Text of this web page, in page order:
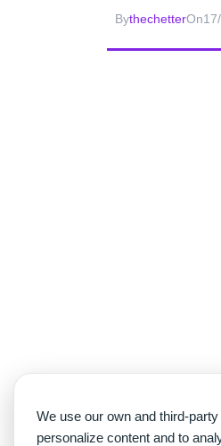
BythechetterOn
We use our own and third-
personalize content and to